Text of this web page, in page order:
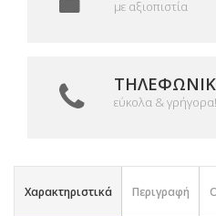
με αξιοπιστία
εύκολα & γρήγορα!
Χαρακτηριστικά Περιγραφή